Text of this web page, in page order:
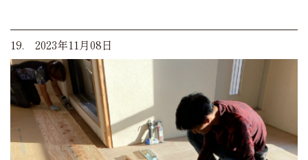
19. 2023年11月08日